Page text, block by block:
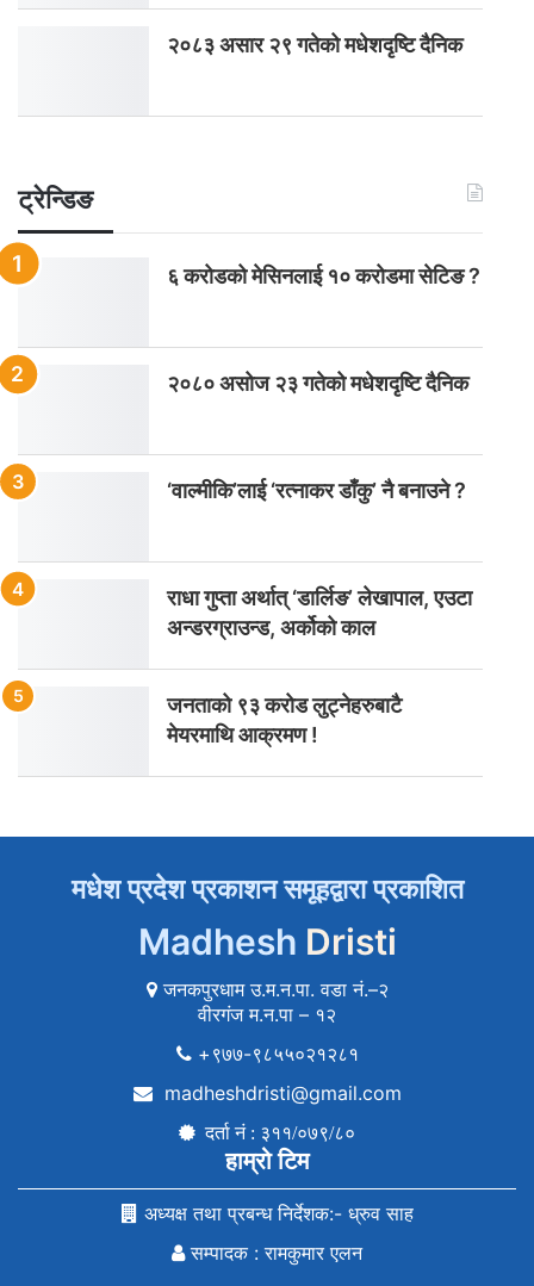
२०८३ असार २९ गतेको मधेशदृष्टि दैनिक
ट्रेन्डिङ
६ करोडको मेसिनलाई १० करोडमा सेटिङ ?
२०८० असोज २३ गतेको मधेशदृष्टि दैनिक
‘वाल्मीकि’लाई ‘रत्नाकर डाँकु’ नै बनाउने ?
राधा गुप्ता अर्थात् ‘डार्लिङ’ लेखापाल, एउटा
अन्डरग्राउन्ड, अर्कोको काल
जनताको ९३ करोड लुट्नेहरुबाटै
मेयरमाथि आक्रमण !
मधेश प्रदेश प्रकाशन समूहद्वारा प्रकाशित
Madhesh Dristi
जनकपुरधाम उ.म.न.पा. वडा नं.–२
वीरगंज म.न.पा – १२
+९७७-९८५५०२१२८१
madheshdristi@gmail.com
दर्ता नं : ३११/०७९/८०
हाम्रो टिम
अध्यक्ष तथा प्रबन्ध निर्देशक:- ध्रुव साह
सम्पादक : रामकुमार एलन